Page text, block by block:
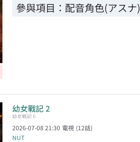
參與項目： 配音角色(アスナ)
幼女戰記 2
幼女戦記Ⅱ
2026-07-08 21:30 電視 (12話)
NUT